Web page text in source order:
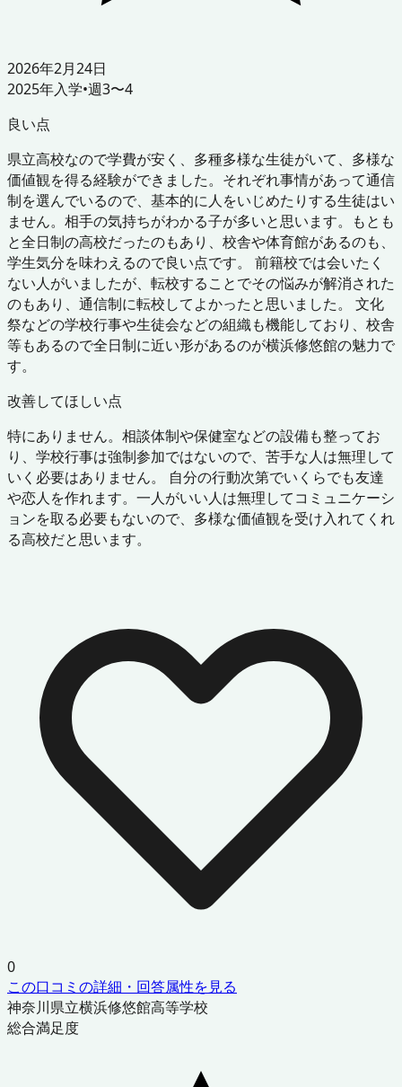
2026年2月24日
2025年入学•週3〜4
良い点
県立高校なので学費が安く、多種多様な生徒がいて、多様な
価値観を得る経験ができました。それぞれ事情があって通信
制を選んでいるので、基本的に人をいじめたりする生徒はい
ません。相手の気持ちがわかる子が多いと思います。もとも
と全日制の高校だったのもあり、校舎や体育館があるのも、
学生気分を味わえるので良い点です。 前籍校では会いたく
ない人がいましたが、転校することでその悩みが解消された
のもあり、通信制に転校してよかったと思いました。 文化
祭などの学校行事や生徒会などの組織も機能しており、校舎
等もあるので全日制に近い形があるのが横浜修悠館の魅力で
す。
改善してほしい点
特にありません。相談体制や保健室などの設備も整ってお
り、学校行事は強制参加ではないので、苦手な人は無理して
いく必要はありません。 自分の行動次第でいくらでも友達
や恋人を作れます。一人がいい人は無理してコミュニケーシ
ョンを取る必要もないので、多様な価値観を受け入れてくれ
る高校だと思います。
0
この口コミの詳細・回答属性を見る
神奈川県立横浜修悠館高等学校
総合満足度